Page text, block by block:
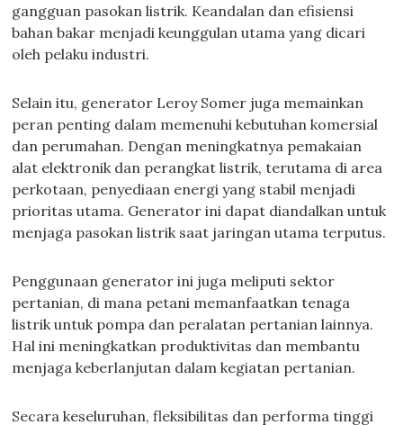
gangguan pasokan listrik. Keandalan dan efisiensi
bahan bakar menjadi keunggulan utama yang dicari
oleh pelaku industri.
Selain itu, generator Leroy Somer juga memainkan
peran penting dalam memenuhi kebutuhan komersial
dan perumahan. Dengan meningkatnya pemakaian
alat elektronik dan perangkat listrik, terutama di area
perkotaan, penyediaan energi yang stabil menjadi
prioritas utama. Generator ini dapat diandalkan untuk
menjaga pasokan listrik saat jaringan utama terputus.
Penggunaan generator ini juga meliputi sektor
pertanian, di mana petani memanfaatkan tenaga
listrik untuk pompa dan peralatan pertanian lainnya.
Hal ini meningkatkan produktivitas dan membantu
menjaga keberlanjutan dalam kegiatan pertanian.
Secara keseluruhan, fleksibilitas dan performa tinggi